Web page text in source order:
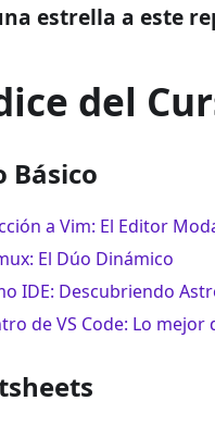
estrella a este
del
Básico
a Vim: El Editor
El Dúo Dinámico
IDE: Descubriendo
de VS Code: Lo mejor